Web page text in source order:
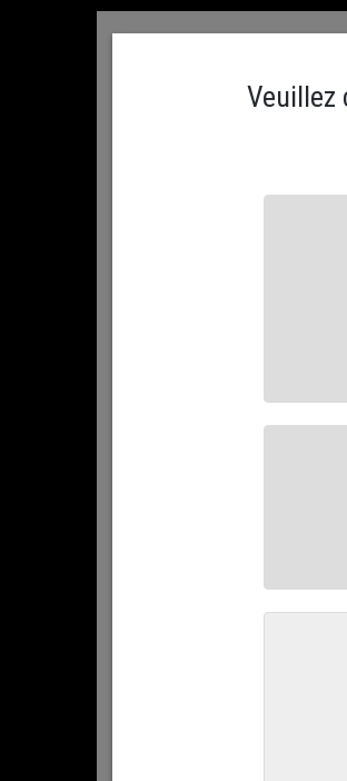
PLATEAUX DE FROMAGES